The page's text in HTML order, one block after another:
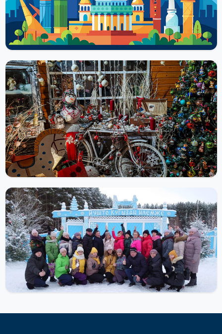
Чувашии...
Читать далее
ДОСТОПРИМЕЧАТЕЛЬНОСТИ
Ариель — фабрика стеклянных елочных
украшений
Фабрика стеклянных ёлочных украшений «Ариель» в Нижнем
Новгороде показывает весь путь игрушки: из стеклянной трубки
выдувают заготовку, потом...
Читать далее
ДОСТОПРИМЕЧАТЕЛЬНОСТИ
Марийский Дед Мороз
В преддверии самого главного зимнего праздника Нового года
и дети, и взрослые наверняка мечтают погрузиться в
атмосферу сказки...
Читать далее